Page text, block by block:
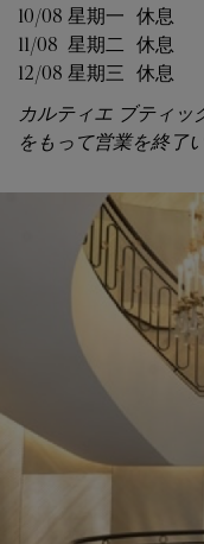
10/08 星期一 休息
11/08 星期二 休息
12/08 星期三 休息
カルティエ ブティッ
をもって営業を終了